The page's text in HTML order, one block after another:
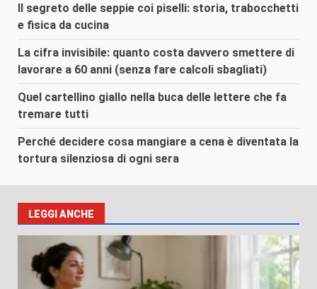
Il segreto delle seppie coi piselli: storia, trabocchetti
e fisica da cucina
La cifra invisibile: quanto costa davvero smettere di
lavorare a 60 anni (senza fare calcoli sbagliati)
Quel cartellino giallo nella buca delle lettere che fa
tremare tutti
Perché decidere cosa mangiare a cena è diventata la
tortura silenziosa di ogni sera
LEGGI ANCHE